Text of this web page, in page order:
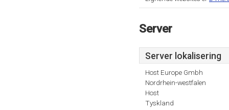
Server
Server lokalisering
Host Europe Gmbh
Nordrhein-westfalen
Host
Tyskland